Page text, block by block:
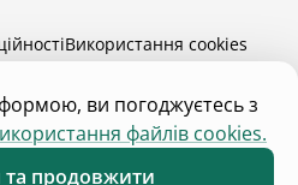
Забронювати
Bикористання cookies
ви погоджуєтесь з
файлів cookies.
продовжити